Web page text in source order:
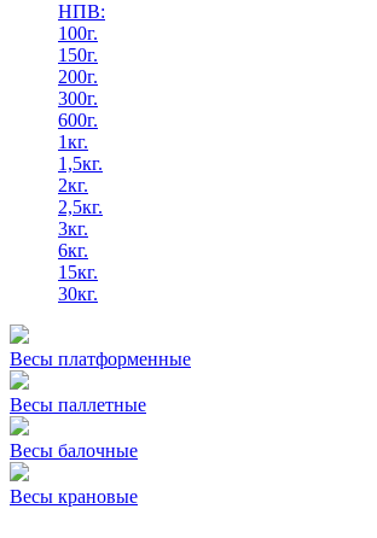
НПВ:
100г.
150г.
200г.
300г.
600г.
1кг.
1,5кг.
2кг.
2,5кг.
3кг.
6кг.
15кг.
30кг.
Весы платформенные
Весы паллетные
Весы балочные
Весы крановые